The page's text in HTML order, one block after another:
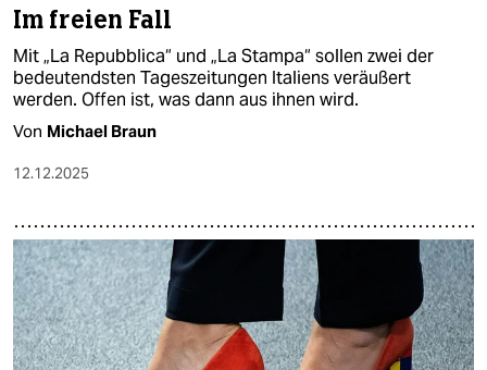
Im freien Fall
Mit „La Repubblica“ und „La Stampa“ sollen zwei der
bedeutendsten Tageszeitungen Italiens veräußert
werden. Offen ist, was dann aus ihnen wird.
Von Michael Braun
12.12.2025